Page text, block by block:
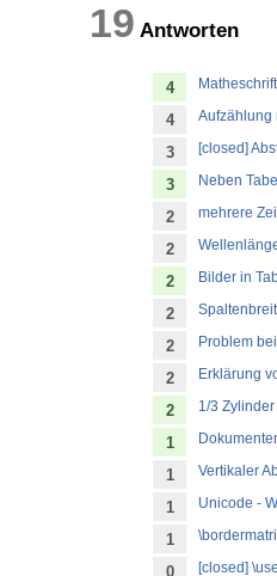
19
4
4 Aufzählung
3 [closed]
3 Neben
2 mehrere
2
2 Bilder in
2
2 Problem
2 Erklärung
2 1/3
1
1 Vertikaler
1 Unicode -
1
0 [closed]